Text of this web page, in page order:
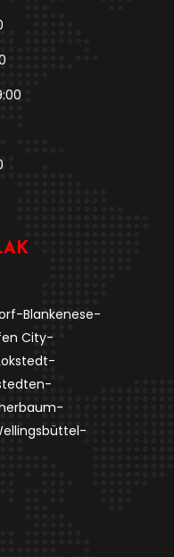
Blankenese-
City-